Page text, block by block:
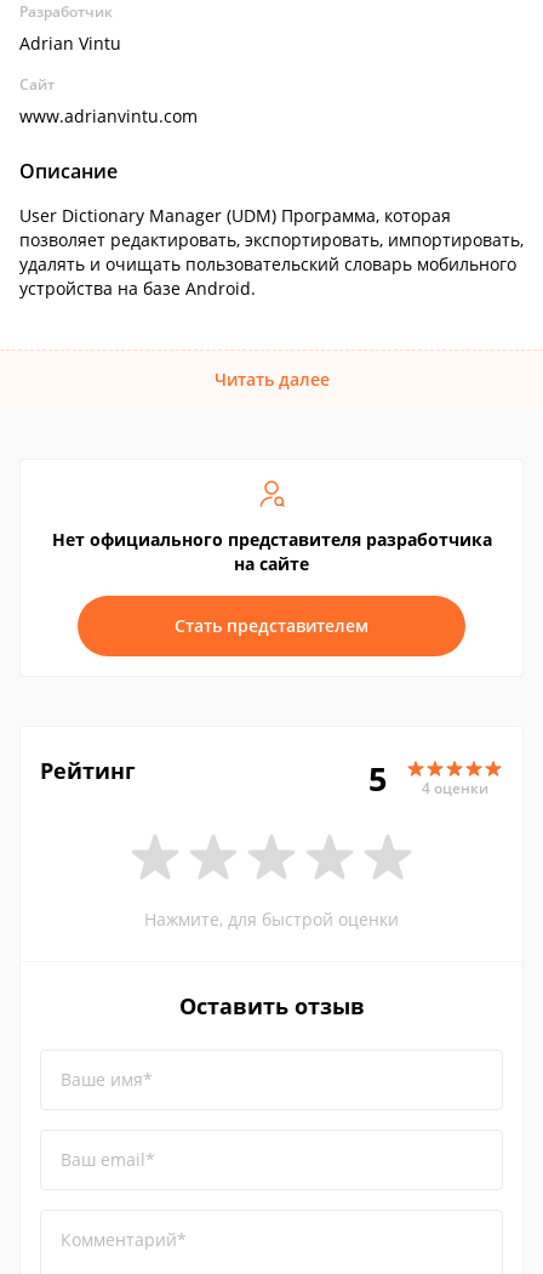
Разработчик
Adrian Vintu
Сайт
www.adrianvintu.com
Описание
User Dictionary Manager (UDM) Программа, которая
позволяет редактировать, экспортировать, импортировать,
удалять и очищать пользовательский словарь мобильного
устройства на базе Android.
Читать далее
Нет официального представителя разработчика
на сайте
Стать представителем
Рейтинг 5 4 оценки
Нажмите, для быстрой оценки
Оставить отзыв
Ваше имя*
Ваш email*
Комментарий*